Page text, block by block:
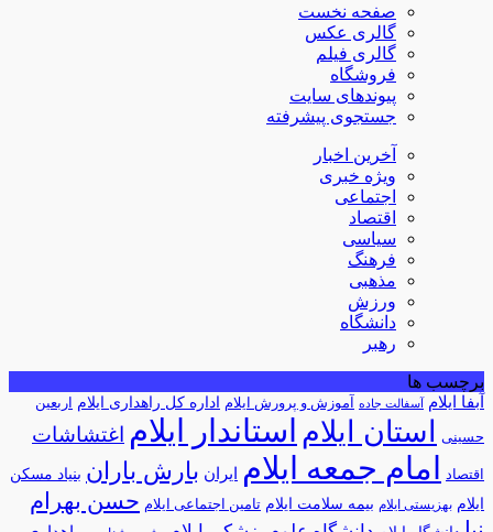
صفحه نخست
گالری عکس
گالری فیلم
فروشگاه
پیوندهای سایت
جستجوی پیشرفته
آخرین اخبار
ویژه خبری
اجتماعی
اقتصاد
سیاسی
فرهنگ
مذهبی
ورزش
دانشگاه
رهبر
برچسب ها
آبفا ایلام آسفالت جاده آموزش و پرورش ایلام اداره کل راهداری ایلام اربعین
حسینی استان ایلام استاندار ایلام اغتشاشات
اقتصاد امام جمعه ایلام ایران بارش باران بنیاد مسکن
ایلام بهزیستی ایلام بیمه سلامت ایلام تامین اجتماعی ایلام حسن بهرام